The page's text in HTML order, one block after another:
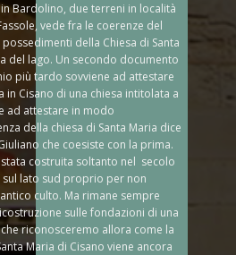
Bardolino, due terreni in località
vede fra le coerenze del
della Chiesa di Santa
del lago. Un secondo documento
più tardo sovviene ad attestare
in Cisano di una chiesa intitolata a
ad attestare in modo
della chiesa di Santa Maria dice
che coesiste con la prima.
costruita soltanto nel secolo
sul lato sud proprio per non
culto. Ma rimane sempre
sulle fondazioni di una
riconosceremo allora come la
Maria di Cisano viene ancora